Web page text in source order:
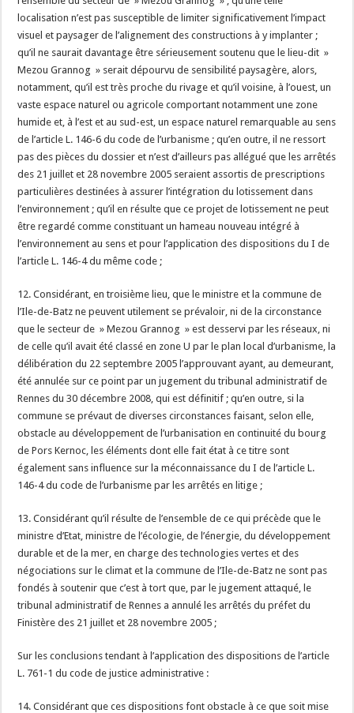
localisation n’est pas susceptible de limiter significativement l’impact
visuel et paysager de l’alignement des constructions à y implanter ;
qu’il ne saurait davantage être sérieusement soutenu que le lieu-dit »
Mezou Grannog » serait dépourvu de sensibilité paysagère, alors,
notamment, qu’il est très proche du rivage et qu’il voisine, à l’ouest, un
vaste espace naturel ou agricole comportant notamment une zone
humide et, à l’est et au sud-est, un espace naturel remarquable au sens
de l’article L. 146-6 du code de l’urbanisme ; qu’en outre, il ne ressort
pas des pièces du dossier et n’est d’ailleurs pas allégué que les arrêtés
des 21 juillet et 28 novembre 2005 seraient assortis de prescriptions
particulières destinées à assurer l’intégration du lotissement dans
l’environnement ; qu’il en résulte que ce projet de lotissement ne peut
être regardé comme constituant un hameau nouveau intégré à
l’environnement au sens et pour l’application des dispositions du I de
l’article L. 146-4 du même code ;
12. Considérant, en troisième lieu, que le ministre et la commune de
l’Ile-de-Batz ne peuvent utilement se prévaloir, ni de la circonstance
que le secteur de » Mezou Grannog » est desservi par les réseaux, ni
de celle qu’il avait été classé en zone U par le plan local d’urbanisme, la
délibération du 22 septembre 2005 l’approuvant ayant, au demeurant,
été annulée sur ce point par un jugement du tribunal administratif de
Rennes du 30 décembre 2008, qui est définitif ; qu’en outre, si la
commune se prévaut de diverses circonstances faisant, selon elle,
obstacle au développement de l’urbanisation en continuité du bourg
de Pors Kernoc, les éléments dont elle fait état à ce titre sont
également sans influence sur la méconnaissance du I de l’article L.
146-4 du code de l’urbanisme par les arrêtés en litige ;
13. Considérant qu’il résulte de l’ensemble de ce qui précède que le
ministre d’Etat, ministre de l’écologie, de l’énergie, du développement
durable et de la mer, en charge des technologies vertes et des
négociations sur le climat et la commune de l’Ile-de-Batz ne sont pas
fondés à soutenir que c’est à tort que, par le jugement attaqué, le
tribunal administratif de Rennes a annulé les arrêtés du préfet du
Finistère des 21 juillet et 28 novembre 2005 ;
Sur les conclusions tendant à l’application des dispositions de l’article
L. 761-1 du code de justice administrative :
14. Considérant que ces dispositions font obstacle à ce que soit mise